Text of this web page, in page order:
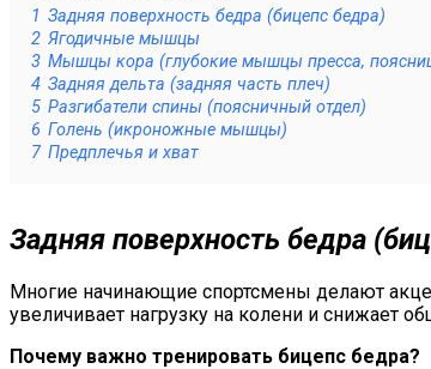
1 Задняя поверхность бедра (бицепс бедра)
2 Ягодичные мышцы
3 Мышцы кора (глубокие мышцы пресса,
4 Задняя дельта (задняя часть плеч)
5 Разгибатели спины (поясничный отдел)
6 Голень (икроножные мышцы)
7 Предплечья и хват
Задняя поверхность бедра
Многие начинающие спортсмены делают
увеличивает нагрузку на колени и снижает
Почему важно тренировать бицепс бедра?